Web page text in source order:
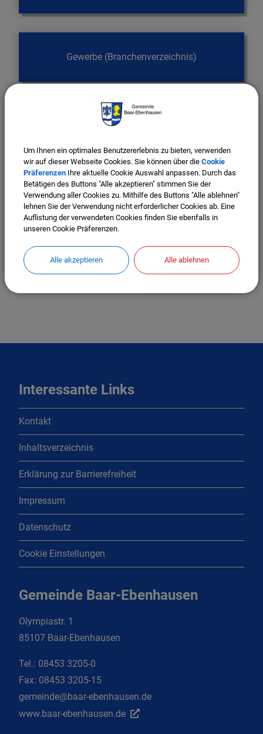
Gewerbe (Branchenverzeichnis)
Existenzgründer
Gewerbegebiete
Glasfaserausbau durch LEONET
Interessante Links
Kontakt
Inhaltsverzeichnis
Erklärung zur Barrierefreiheit
Impressum
Datenschutz
Cookie Einstellungen
Gemeinde Baar-Ebenhausen
Olympiastr. 1
85107 Baar-Ebenhausen
Tel.: 08453 3205-0
Fax: 08453 3205-15
gemeinde@baar-ebenhausen.de
www.baar-ebenhausen.de
Um Ihnen ein optimales Benutzererlebnis zu bieten, verwenden
wir auf dieser Webseite Cookies. Sie können über die Cookie
Präferenzen Ihre aktuelle Cookie Auswahl anpassen. Durch das
Betätigen des Buttons "Alle akzeptieren" stimmen Sie der
Verwendung aller Cookies zu. Mithilfe des Buttons "Alle ablehnen"
lehnen Sie der Verwendung nicht erforderlicher Cookies ab. Eine
Auflistung der verwendeten Cookies finden Sie ebenfalls in
unseren Cookie Präferenzen.
Alle akzeptieren Alle ablehnen